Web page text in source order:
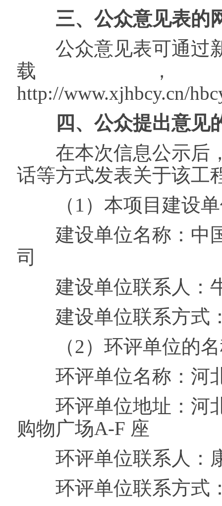
三、公众意见表的
公众意见表可通过新
载
http://www.xjhbcy.cn/
四、公众提出意见
在本次信息公示后，
话等方式发表关于该工
（1）本项目建设单
建设单位名称：中国
司
建设单位联系人：
建设单位联系方式：
（2）环评单位的名
环评单位名称：河北
环评单位地址：河北
购物广场A-F 座
环评单位联系人：
环评单位联系方式：